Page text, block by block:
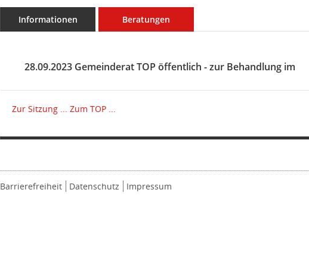
Informationen Beratungen
28.09.2023 Gemeinderat TOP öffentlich - zur Behandlung im
Zur Sitzung ... Zum TOP ...
Barrierefreiheit Datenschutz Impressum